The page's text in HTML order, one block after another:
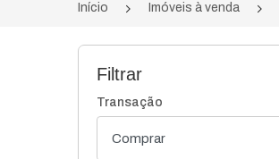
Início Imóveis à venda
Filtrar
Transação